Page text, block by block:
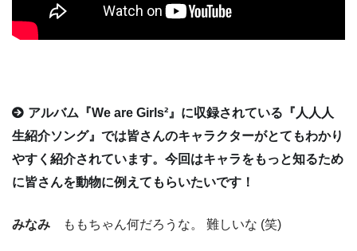
アルバム『We are Girls²』に収録されている『人人人
生紹介ソング』では皆さんのキャラクターがとてもわかり
やすく紹介されています。今回はキャラをもっと知るため
に皆さんを動物に例えてもらいたいです！
みなみ ももちゃん何だろうな。 難しいな (笑)